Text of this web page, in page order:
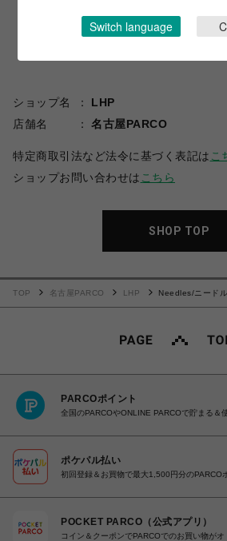
ショップ名
LHP
店舗名
名古屋PARCO
特定商取引法など法令に基づく表記は こ
ショップお問い合わせは こちら
SHOP TOP
TOP 名古屋PARCO LHP
Needles/ニード
PARCOポイント
全国のPARCOやONLINE PARCOで貯まる＆
ポケパル払い
初回登録＆お買物で最大1,500円分のPARCO
POCKET PARCO（公式アプリ）
コイン＆クーポンでPARCOでのお買い物がオ
Switch language